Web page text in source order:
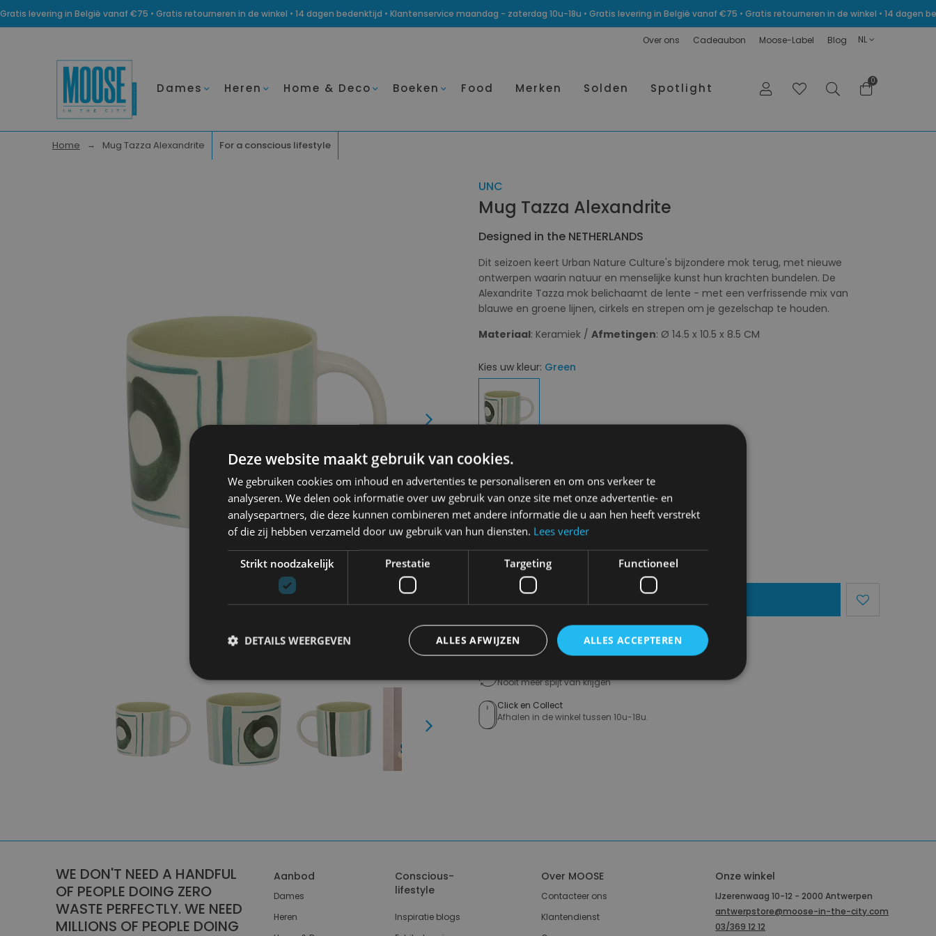
Gratis levering in België vanaf €75 • Gratis retourneren in de winkel • 14 dagen bedenktijd • Klantenservice maandag - zaterdag 10u-18u • Gratis levering in België vanaf €75 • Gratis retourneren in de winkel • 14
Over ons Cadeaubon Moose-Label Blog NL
Dames Heren Home & Deco Boeken Food Merken Solden Spotlight
0
Home Mug Tazza Alexandrite For a conscious lifestyle
UNC
Mug Tazza Alexandrite
Designed in the NETHERLANDS
Dit seizoen keert Urban Nature Culture's bijzondere mok terug, met nieuwe
ontwerpen waarin natuur en menselijke kunst hun krachten bundelen. De
Alexandrite Tazza mok belichaamt de lente - met een verfrissende mix van
blauwe en groene lijnen, cirkels en strepen om je gezelschap te houden.
Materiaal: Keramiek /Afmetingen: Ø 14.5 x 10.5 x 8.5 CM
Kies uw kleur: Green
Kies uw maat:
€ 14,95
Levering 2-3 Werkdagen
Gratis verzending in België
Vanaf €75,00
Nooit meer spijt van krijgen
Click en Collect
Afhalen in de winkel tussen 10u-18u.
WE DON'T NEED A HANDFUL
OF PEOPLE DOING ZERO
WASTE PERFECTLY. WE NEED
MILLIONS OF PEOPLE DOING
Aanbod
Dames
Heren
Conscious-
lifestyle
Inspiratie blogs
Over MOOSE
Contacteer ons
Klantendienst
Onze winkel
IJzerenwaag 10-12 - 2000 Antwerpen
antwerpstore@moose-in-the-city.com
03/369 12 12
Deze website maakt gebruik van cookies.
We gebruiken cookies om inhoud en advertenties te personaliseren en om ons verkeer te
analyseren. We delen ook informatie over uw gebruik van onze site met onze advertentie- en
analysepartners, die deze kunnen combineren met andere informatie die u aan hen heeft verstrekt
of die zij hebben verzameld door uw gebruik van hun diensten. Lees verder
Strikt noodzakelijk Prestatie Targeting Functioneel
ALLES ACCEPTEREN
ALLES AFWIJZEN
DETAILS WEERGEVEN